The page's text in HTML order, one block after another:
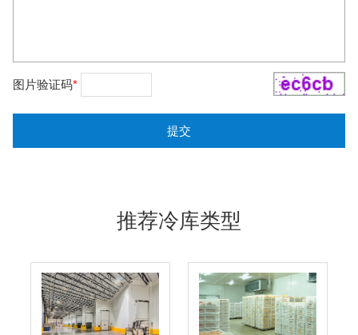
图片验证码*
推荐冷库类型